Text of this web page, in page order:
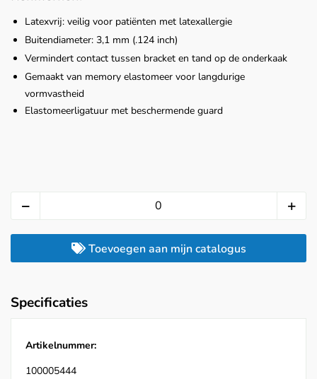
Latexvrij: veilig voor patiënten met latexallergie
Buitendiameter: 3,1 mm (.124 inch)
Vermindert contact tussen bracket en tand op de onderkaak
Gemaakt van memory elastomeer voor langdurige
vormvastheid
Elastomeerligatuur met beschermende guard
Toevoegen aan mijn catalogus
Specificaties
Artikelnummer:
100005444